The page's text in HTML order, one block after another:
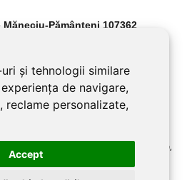
și tehnologii similare
de navigare,
reclame personalizate,
Accept
Pământeni 107362
toate drepturile rezervate RO2701219,
3957/1992